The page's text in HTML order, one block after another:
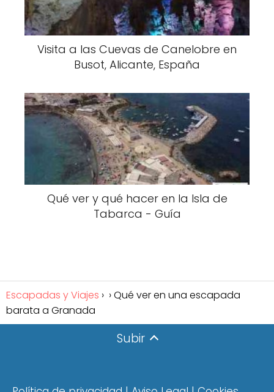
Visita a las Cuevas de Canelobre en
Busot, Alicante, España
Qué ver y qué hacer en la Isla de
Tabarca - Guía
Escapadas y Viajes
Qué ver en una escapada
barata a Granada
Subir